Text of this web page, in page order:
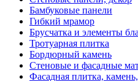
Бамбуковые панели
Гибкий мрамор
Брусчатка и элементы
Тротуарная плитка
Бордюрный камень
Стеновые и фасадные
Фасадная плитка,